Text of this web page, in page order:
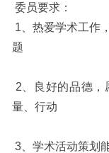
委员要求：
1、热爱学术工作
题
2、良好的品德
量、行动
3、学术活动策划